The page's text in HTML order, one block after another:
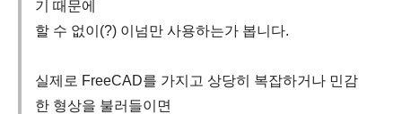
기 때문에
할 수 없이(?) 이넘만 사용하는가 봅니다.
실제로 FreeCAD를 가지고 상당히 복잡하거나 민감
한 형상을 불러들이면